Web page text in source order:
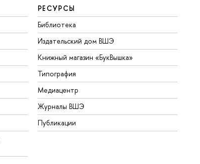
РЕСУРСЫ
Библиотека
Издательский дом ВШЭ
Книжный магазин «БукВышка»
Типография
Медиацентр
Журналы ВШЭ
Публикации